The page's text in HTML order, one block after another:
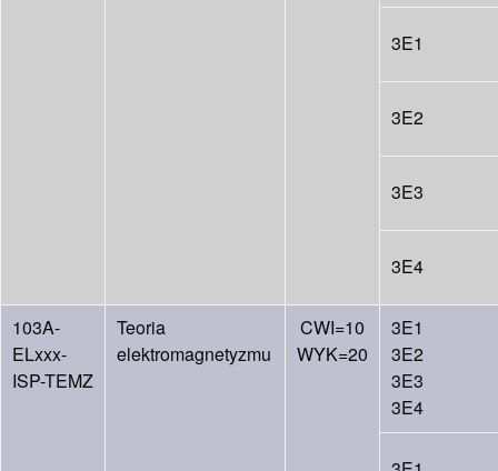
3E1
3E2
3E3
3E4
103A-
ELxxx-
ISP-TEMZ
Teoria
elektromagnetyzmu
CWI=10
WYK=20
3E1
3E2
3E3
3E4